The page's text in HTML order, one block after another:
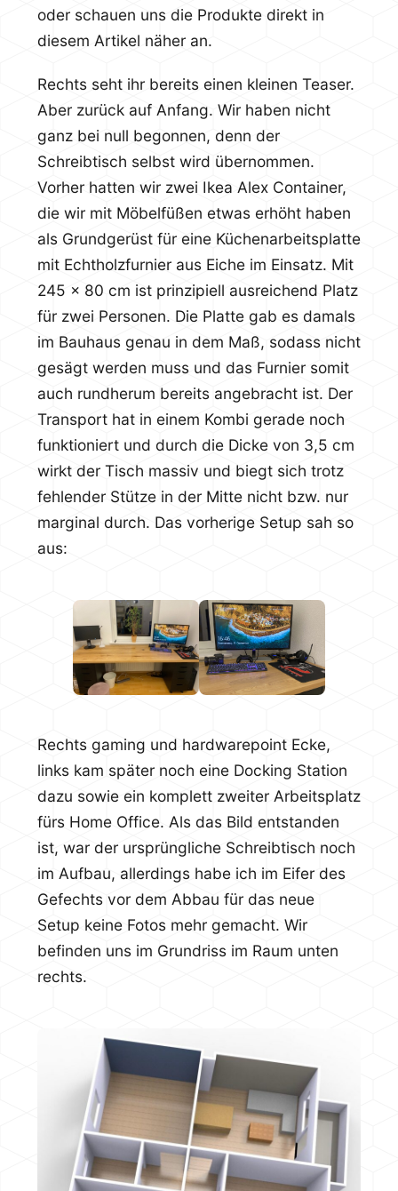
oder schauen uns die Produkte direkt in
diesem Artikel näher an.
Rechts seht ihr bereits einen kleinen Teaser.
Aber zurück auf Anfang. Wir haben nicht
ganz bei null begonnen, denn der
Schreibtisch selbst wird übernommen.
Vorher hatten wir zwei Ikea Alex Container,
die wir mit Möbelfüßen etwas erhöht haben
als Grundgerüst für eine Küchenarbeitsplatte
mit Echtholzfurnier aus Eiche im Einsatz. Mit
245 x 80 cm ist prinzipiell ausreichend Platz
für zwei Personen. Die Platte gab es damals
im Bauhaus genau in dem Maß, sodass nicht
gesägt werden muss und das Furnier somit
auch rundherum bereits angebracht ist. Der
Transport hat in einem Kombi gerade noch
funktioniert und durch die Dicke von 3,5 cm
wirkt der Tisch massiv und biegt sich trotz
fehlender Stütze in der Mitte nicht bzw. nur
marginal durch. Das vorherige Setup sah so
aus:
Rechts gaming und hardwarepoint Ecke,
links kam später noch eine Docking Station
dazu sowie ein komplett zweiter Arbeitsplatz
fürs Home Office. Als das Bild entstanden
ist, war der ursprüngliche Schreibtisch noch
im Aufbau, allerdings habe ich im Eifer des
Gefechts vor dem Abbau für das neue
Setup keine Fotos mehr gemacht. Wir
befinden uns im Grundriss im Raum unten
rechts.